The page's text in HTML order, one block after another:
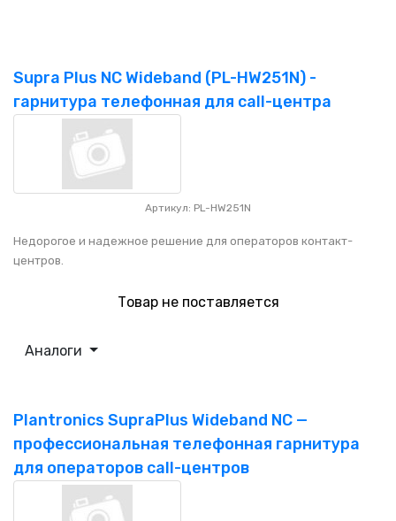
Supra Plus NC Wideband (PL-HW251N) -
гарнитура телефонная для call-центра
Артикул: PL-HW251N
Недорогое и надежное решение для операторов контакт-
центров.
Товар не поставляется
Аналоги
Plantronics SupraPlus Wideband NC —
профессиональная телефонная гарнитура
для операторов call-центров